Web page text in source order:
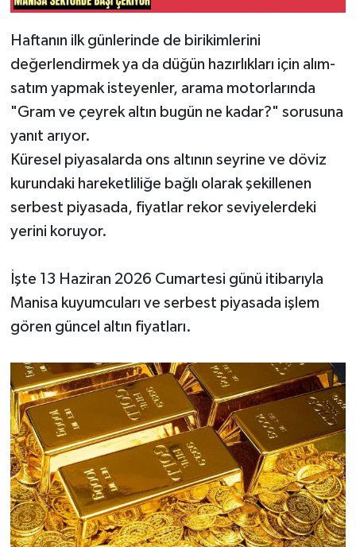
Haftanın ilk günlerinde de birikimlerini
değerlendirmek ya da düğün hazırlıkları için alım-
satım yapmak isteyenler, arama motorlarında
"Gram ve çeyrek altın bugün ne kadar?" sorusuna
yanıt arıyor.
Küresel piyasalarda ons altının seyrine ve döviz
kurundaki hareketliliğe bağlı olarak şekillenen
serbest piyasada, fiyatlar rekor seviyelerdeki
yerini koruyor.
İşte 13 Haziran 2026 Cumartesi günü itibarıyla
Manisa kuyumcuları ve serbest piyasada işlem
gören güncel altın fiyatları.